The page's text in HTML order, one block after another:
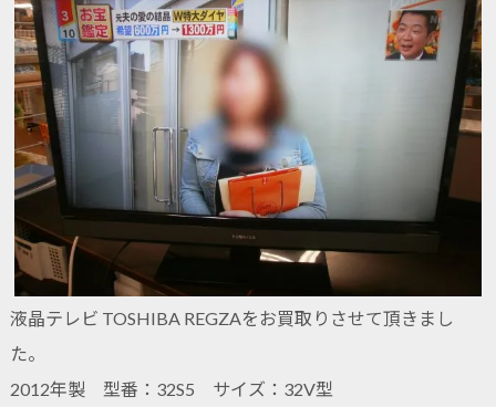
液晶テレビ TOSHIBA REGZAをお買取りさせて頂きまし
た。
2012年製 型番：32S5 サイズ：32V型